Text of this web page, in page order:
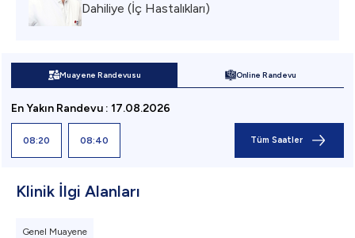
Dahiliye (İç Hastalıkları)
Muayene Randevusu Online Randevu
En Yakın Randevu : 17.08.2026
08:20 08:40 Tüm Saatler
Klinik İlgi Alanları
Genel Muayene